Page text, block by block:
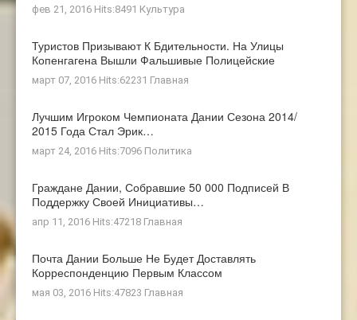
фев 21, 2016 Hits:8491 Культура
Туристов Призывают К Бдительности. На Улицы
Копенгагена Вышли Фальшивые Полицейские
март 07, 2016 Hits:62231 Главная
Лучшим Игроком Чемпионата Дании Сезона 2014/
2015 Года Стал Эрик…
март 24, 2016 Hits:7096 Политика
Граждане Дании, Собравшие 50 000 Подписей В
Поддержку Своей Инициативы…
апр 11, 2016 Hits:47218 Главная
Почта Дании Больше Не Будет Доставлять
Корреспонденцию Первым Классом
мая 03, 2016 Hits:47823 Главная